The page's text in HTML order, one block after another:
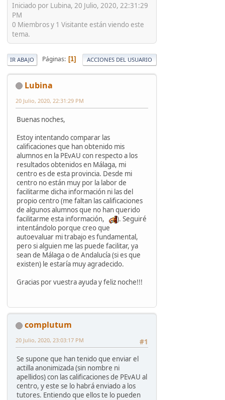
Iniciado por Lubina, 20 Julio, 2020, 22:31:29
PM
0 Miembros y 1 Visitante están viendo este
tema.
IR ABAJO Páginas 1 ACCIONES DEL USUARIO
Lubina
20 Julio, 2020, 22:31:29 PM
Buenas noches,
Estoy intentando comparar las
calificaciones que han obtenido mis
alumnos en la PEvAU con respecto a los
resultados obtenidos en Málaga, mi
centro es de esta provincia. Desde mi
centro no están muy por la labor de
facilitarme dicha información ni las del
propio centro (me faltan las calificaciones
de algunos alumnos que no han querido
facilitarme esta información,
). Seguiré
intentándolo porque creo que
autoevaluar mi trabajo es fundamental,
pero si alguien me las puede facilitar, ya
sean de Málaga o de Andalucía (si es que
existen) le estaría muy agradecido.
Gracias por vuestra ayuda y feliz noche!!!
complutum
#1
20 Julio, 2020, 23:03:17 PM
Se supone que han tenido que enviar el
actilla anonimizada (sin nombre ni
apellidos) con las calificaciones de PEvAU al
centro, y este se lo habrá enviado a los
tutores. Entiendo que ellos te lo pueden